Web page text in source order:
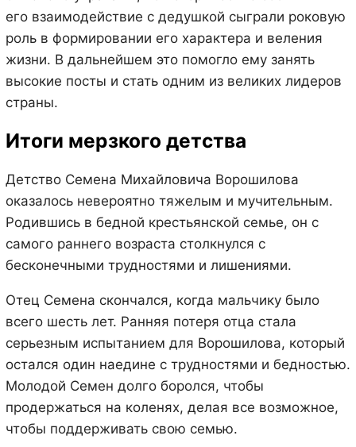
его взаимодействие с дедушкой сыграли роковую
роль в формировании его характера и веления
жизни. В дальнейшем это помогло ему занять
высокие посты и стать одним из великих лидеров
страны.
Итоги мерзкого детства
Детство Семена Михайловича Ворошилова
оказалось невероятно тяжелым и мучительным.
Родившись в бедной крестьянской семье, он с
самого раннего возраста столкнулся с
бесконечными трудностями и лишениями.
Отец Семена скончался, когда мальчику было
всего шесть лет. Ранняя потеря отца стала
серьезным испытанием для Ворошилова, который
остался один наедине с трудностями и бедностью.
Молодой Семен долго боролся, чтобы
продержаться на коленях, делая все возможное,
чтобы поддерживать свою семью.